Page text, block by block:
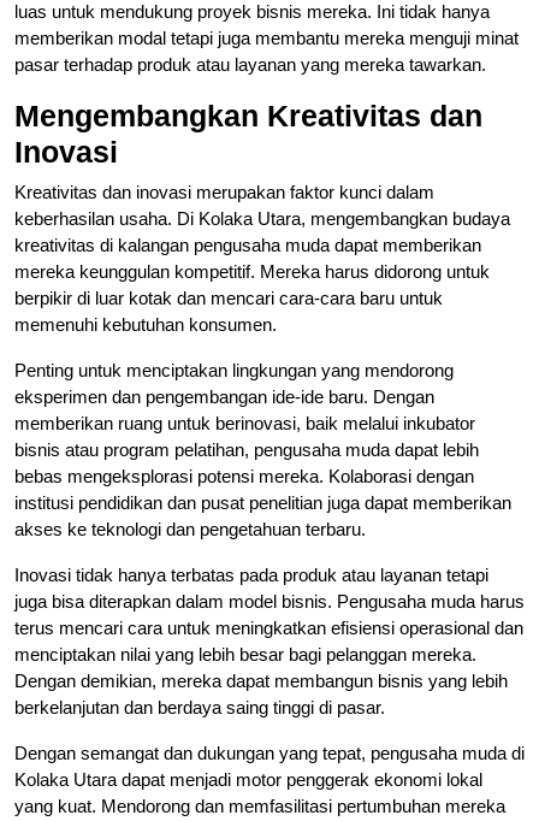
luas untuk mendukung proyek bisnis mereka. Ini tidak hanya
memberikan modal tetapi juga membantu mereka menguji minat
pasar terhadap produk atau layanan yang mereka tawarkan.
Mengembangkan Kreativitas dan
Inovasi
Kreativitas dan inovasi merupakan faktor kunci dalam
keberhasilan usaha. Di Kolaka Utara, mengembangkan budaya
kreativitas di kalangan pengusaha muda dapat memberikan
mereka keunggulan kompetitif. Mereka harus didorong untuk
berpikir di luar kotak dan mencari cara-cara baru untuk
memenuhi kebutuhan konsumen.
Penting untuk menciptakan lingkungan yang mendorong
eksperimen dan pengembangan ide-ide baru. Dengan
memberikan ruang untuk berinovasi, baik melalui inkubator
bisnis atau program pelatihan, pengusaha muda dapat lebih
bebas mengeksplorasi potensi mereka. Kolaborasi dengan
institusi pendidikan dan pusat penelitian juga dapat memberikan
akses ke teknologi dan pengetahuan terbaru.
Inovasi tidak hanya terbatas pada produk atau layanan tetapi
juga bisa diterapkan dalam model bisnis. Pengusaha muda harus
terus mencari cara untuk meningkatkan efisiensi operasional dan
menciptakan nilai yang lebih besar bagi pelanggan mereka.
Dengan demikian, mereka dapat membangun bisnis yang lebih
berkelanjutan dan berdaya saing tinggi di pasar.
Dengan semangat dan dukungan yang tepat, pengusaha muda di
Kolaka Utara dapat menjadi motor penggerak ekonomi lokal
yang kuat. Mendorong dan memfasilitasi pertumbuhan mereka